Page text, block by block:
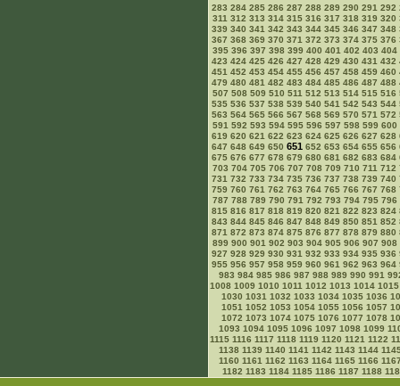
283 284 285 286 287 288 289 290 291 292
311 312 313 314 315 316 317 318 319 320
339 340 341 342 343 344 345 346 347 348
367 368 369 370 371 372 373 374 375 376
395 396 397 398 399 400 401 402 403 404
423 424 425 426 427 428 429 430 431 432
451 452 453 454 455 456 457 458 459 460
479 480 481 482 483 484 485 486 487 488
507 508 509 510 511 512 513 514 515 516
535 536 537 538 539 540 541 542 543 544
563 564 565 566 567 568 569 570 571 572
591 592 593 594 595 596 597 598 599 600
619 620 621 622 623 624 625 626 627 628
647 648 649 650 651652 653 654 655 656
675 676 677 678 679 680 681 682 683 684
703 704 705 706 707 708 709 710 711 712
731 732 733 734 735 736 737 738 739 740
759 760 761 762 763 764 765 766 767 768
787 788 789 790 791 792 793 794 795 796
815 816 817 818 819 820 821 822 823 824
843 844 845 846 847 848 849 850 851 852
871 872 873 874 875 876 877 878 879 880
899 900 901 902 903 904 905 906 907 908
927 928 929 930 931 932 933 934 935 936
955 956 957 958 959 960 961 962 963 964
983 984 985 986 987 988 989 990 991
1008 1009 1010 1011 1012 1013 1014 1015
1030 1031 1032 1033 1034 1035 1036
1051 1052 1053 1054 1055 1056 1057
1072 1073 1074 1075 1076 1077 1078
1093 1094 1095 1096 1097 1098 1099
1115 1116 1117 1118 1119 1120 1121 1122
1138 1139 1140 1141 1142 1143 1144
1160 1161 1162 1163 1164 1165 1166
1182 1183 1184 1185 1186 1187 1188